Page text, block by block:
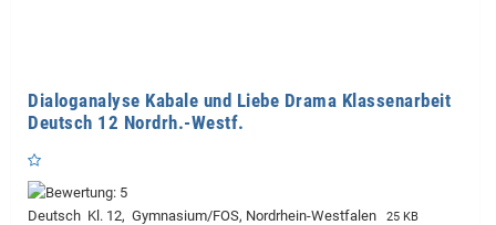
Dialoganalyse Kabale und Liebe Drama Klassenarbeit
Deutsch 12 Nordrh.-Westf.
Deutsch Kl. 12, Gymnasium/FOS, Nordrhein-Westfalen 25 KB